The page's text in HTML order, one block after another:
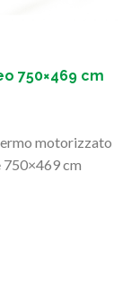
750×469 cm
motorizzato
cm